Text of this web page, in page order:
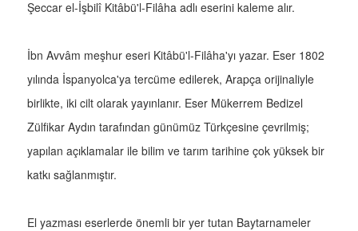
Şeccar el-İşbilî Kitâbü'l-Filâha adlı eserini kaleme alır.
İbn Avvâm meşhur eseri Kitâbü'l-Filâha'yı yazar. Eser 1802
yılında İspanyolca'ya tercüme edilerek, Arapça orijinaliyle
birlikte, iki cilt olarak yayınlanır. Eser Mükerrem Bedizel
Zülfikar Aydın tarafından günümüz Türkçesine çevrilmiş;
yapılan açıklamalar ile bilim ve tarım tarihine çok yüksek bir
katkı sağlanmıştır.
El yazması eserlerde önemli bir yer tutan Baytarnameler